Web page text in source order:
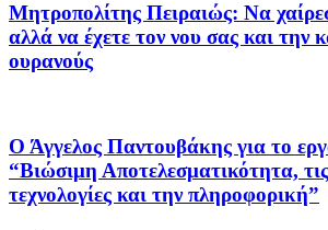
Μητροπολίτης Πειραιώς: Να
αλλά να έχετε τον νου σας και την
ουρανούς
Ο Άγγελος Παντουβάκης για το
“Βιώσιμη Αποτελεσματικότητα,
τεχνολογίες και την πληροφορική”